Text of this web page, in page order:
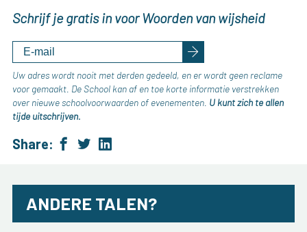
Schrijf je gratis in voor Woorden van wijsheid
Uw adres wordt nooit met derden gedeeld, en er wordt geen reclame
voor gemaakt. De School kan af en toe korte informatie verstrekken
over nieuwe schoolvoorwaarden of evenementen. U kunt zich te allen
tijde uitschrijven.
Share:
ANDERE TALEN?